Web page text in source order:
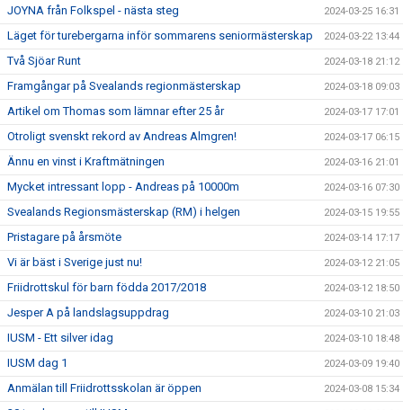
JOYNA från Folkspel - nästa steg 2024-03-25 16:31
Läget för turebergarna inför sommarens seniormästerskap 2024-03-22 13:44
Två Sjöar Runt 2024-03-18 21:12
Framgångar på Svealands regionmästerskap 2024-03-18 09:03
Artikel om Thomas som lämnar efter 25 år 2024-03-17 17:01
Otroligt svenskt rekord av Andreas Almgren! 2024-03-17 06:15
Ännu en vinst i Kraftmätningen 2024-03-16 21:01
Mycket intressant lopp - Andreas på 10000m 2024-03-16 07:30
Svealands Regionsmästerskap (RM) i helgen 2024-03-15 19:55
Pristagare på årsmöte 2024-03-14 17:17
Vi är bäst i Sverige just nu! 2024-03-12 21:05
Friidrottskul för barn födda 2017/2018 2024-03-12 18:50
Jesper A på landslagsuppdrag 2024-03-10 21:03
IUSM - Ett silver idag 2024-03-10 18:48
IUSM dag 1 2024-03-09 19:40
Anmälan till Friidrottsskolan är öppen 2024-03-08 15:34